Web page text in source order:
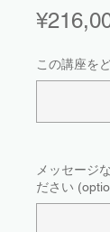
この講座を
メッセージ
ださい